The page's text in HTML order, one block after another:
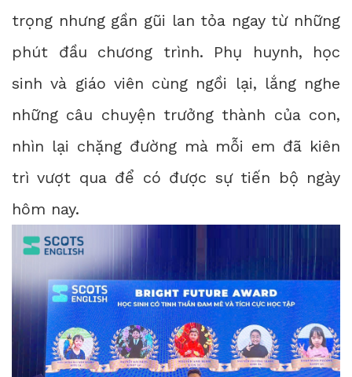
trọng nhưng gần gũi lan tỏa ngay từ những
phút đầu chương trình. Phụ huynh, học
sinh và giáo viên cùng ngồi lại, lắng nghe
những câu chuyện trưởng thành của con,
nhìn lại chặng đường mà mỗi em đã kiên
trì vượt qua để có được sự tiến bộ ngày
hôm nay.